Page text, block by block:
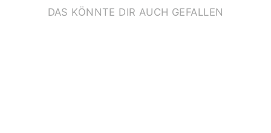
DAS KÖNNTE DIR AUCH GEFALLEN